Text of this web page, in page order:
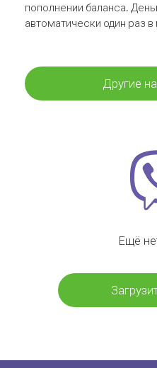
пополнении баланса.
автоматически один раз
Другие
Ещё